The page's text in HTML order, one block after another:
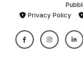
Privacy Policy